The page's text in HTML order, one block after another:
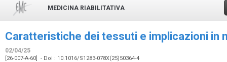
MEDICINA RIABILITATIVA
Caratteristiche dei tessuti e implicazioni in
02/04/25
[26-007-A-60] - Doi : 10.1016/S1283-078X(25)50364-4